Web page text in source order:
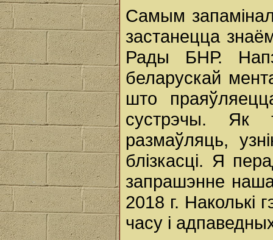
Самым
застанецца
Рады БНР.
беларускай
што
сустрэчы. Як
размаўляць,
блізкасці. Я
запрашэнне
2018 г. Наколькі
часу і